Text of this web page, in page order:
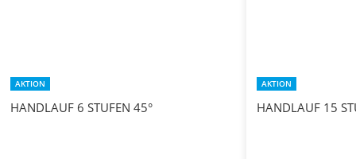
AKTION
HANDLAUF 6 STUFEN 45°
AKTION
HANDLAUF 15